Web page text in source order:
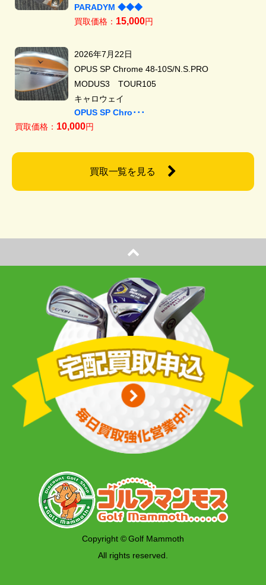
PARADYM ◆◆◆
買取価格： 15,000円
2026年7月22日
OPUS SP Chrome 48-10S/N.S.PRO
MODUS3 TOUR105
キャロウェイ
OPUS SP Chro･･･
買取価格： 10,000円
買取一覧を見る
Copyright © Golf Mammoth
All rights reserved.